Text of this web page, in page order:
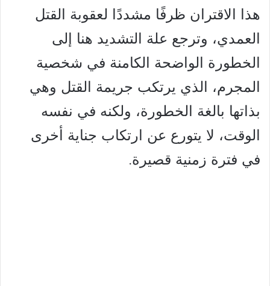
هذا الاقتران ظرفًا مشددًا لعقوبة القتل
العمدي، وترجع علة التشديد هنا إلى
الخطورة الواضحة الكامنة في شخصية
المجرم، الذي يرتكب جريمة القتل وهي
بذاتها بالغة الخطورة، ولكنه في نفسه
الوقت، لا يتورع عن ارتكاب جناية أخرى
في فترة زمنية قصيرة.